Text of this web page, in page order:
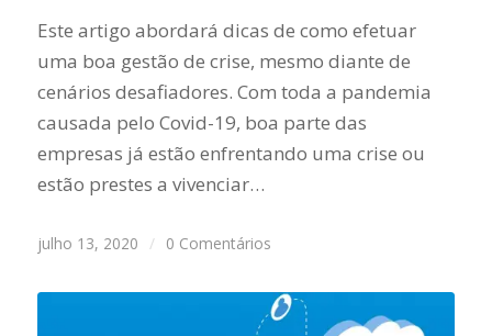
Este artigo abordará dicas de como efetuar
uma boa gestão de crise, mesmo diante de
cenários desafiadores. Com toda a pandemia
causada pelo Covid-19, boa parte das
empresas já estão enfrentando uma crise ou
estão prestes a vivenciar…
julho 13, 2020 / 0 Comentários